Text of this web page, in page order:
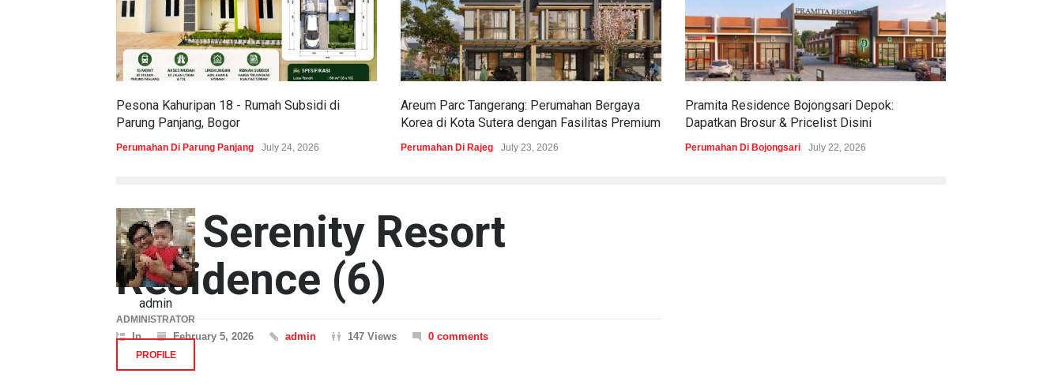
Pesona Kahuripan 18 - Rumah Subsidi di
Parung Panjang, Bogor
Perumahan Di Parung Panjang July 24, 2026
Areum Parc Tangerang: Perumahan Bergaya
Korea di Kota Sutera dengan Fasilitas Premium
Perumahan Di Rajeg July 23, 2026
Pramita Residence Bojongsari Depok:
Dapatkan Brosur & Pricelist Disini
Perumahan Di Bojongsari July 22, 2026
The Serenity Resort
Residence (6)
In February 5, 2026 admin 147 Views 0 comments
admin
ADMINISTRATOR
PROFILE